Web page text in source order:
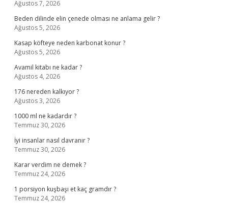
Ağustos 7, 2026
Beden dilinde elin çenede olması ne anlama gelir ?
Ağustos 5, 2026
Kasap köfteye neden karbonat konur ?
Ağustos 5, 2026
Avamil kitabı ne kadar ?
Ağustos 4, 2026
176 nereden kalkıyor ?
Ağustos 3, 2026
1000 ml ne kadardır ?
Temmuz 30, 2026
İyi insanlar nasıl davranır ?
Temmuz 30, 2026
Karar verdim ne demek ?
Temmuz 24, 2026
1 porsiyon kuşbaşı et kaç gramdır ?
Temmuz 24, 2026